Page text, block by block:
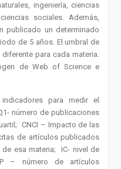
ingeniería, ciencias
sociales. Además,
publicado un determinado
de 5 años. El umbral de
para cada materia.
de Web of Science e
para medir el
número de publicaciones
CNCI – Impacto de las
de artículos publicados
de esa materia;IC- nivel de
– número de artículos